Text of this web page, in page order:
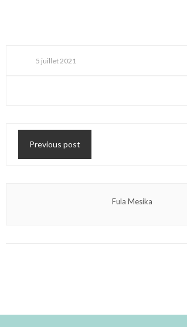
5 juillet 2021
Previous post
Fula Mesika